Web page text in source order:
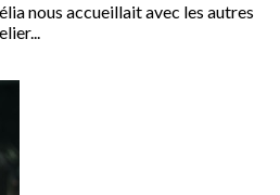
nous accueillait avec les autres